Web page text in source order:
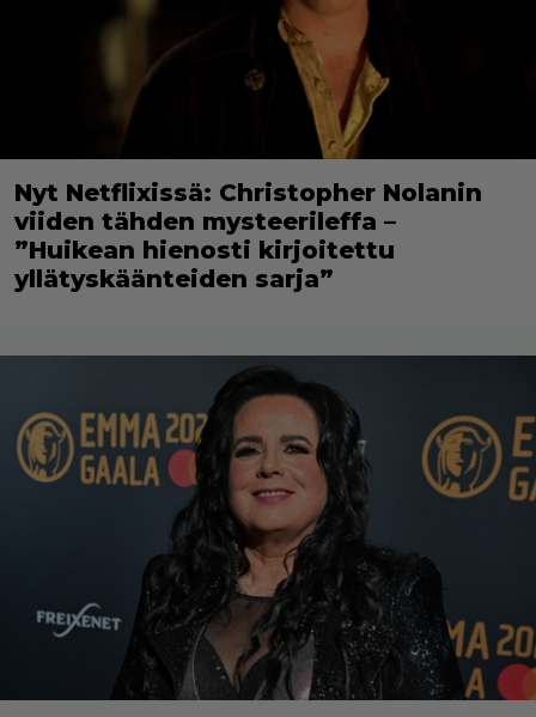
Nyt Netflixissä: Christopher Nolanin
viiden tähden mysteerileffa –
”Huikean hienosti kirjoitettu
yllätyskäänteiden sarja”